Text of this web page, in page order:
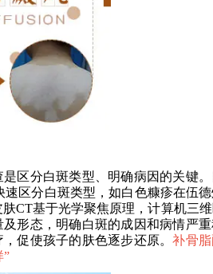
区分白斑类型、明确病因的关键。
区分白斑类型，如白色糠疹在伍
CT基于光学聚焦原理，计算机三维
形态，明确白斑的成因和病情严
促使孩子的肤色逐步还原。补骨
”